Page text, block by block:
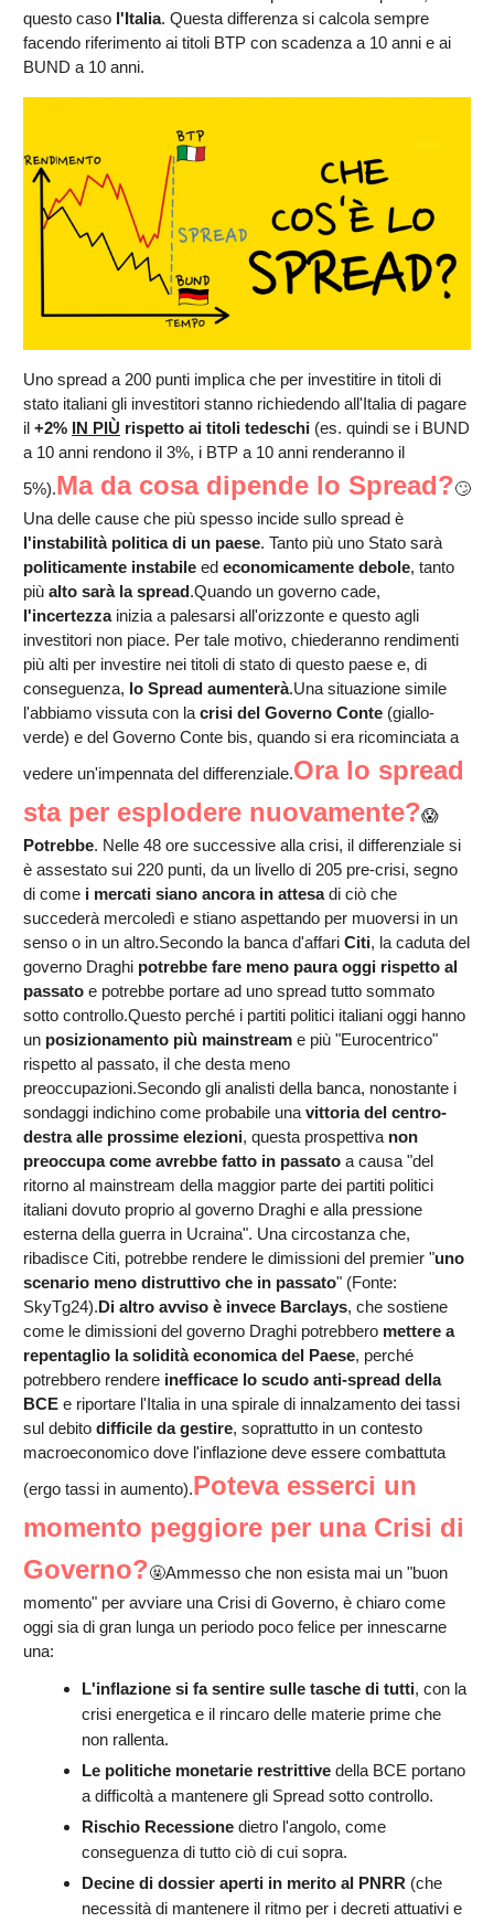
questo caso l'Italia. Questa differenza si calcola sempre
facendo riferimento ai titoli BTP con scadenza a 10 anni e ai
BUND a 10 anni.
Uno spread a 200 punti implica che per investitire in titoli di
stato italiani gli investitori stanno richiedendo all'Italia di pagare
il +2% IN PIÙ rispetto ai titoli tedeschi (es. quindi se i BUND
a 10 anni rendono il 3%, i BTP a 10 anni renderanno il
5%).Ma da cosa dipende lo Spread?🙄
Una delle cause che più spesso incide sullo spread è
l'instabilità politica di un paese. Tanto più uno Stato sarà
politicamente instabile ed economicamente debole, tanto
più alto sarà la spread.Quando un governo cade,
l'incertezzainizia a palesarsi all'orizzonte e questo agli
investitori non piace. Per tale motivo, chiederanno rendimenti
più alti per investire nei titoli di stato di questo paese e, di
conseguenza, lo Spread aumenterà.Una situazione simile
l'abbiamo vissuta con la crisi del Governo Conte (giallo-
verde) e del Governo Conte bis, quando si era ricominciata a
vedere un'impennata del differenziale.Ora lo spread
sta per esplodere nuovamente?😱
Potrebbe. Nelle 48 ore successive alla crisi, il differenziale si
è assestato sui 220 punti, da un livello di 205 pre-crisi, segno
di come i mercati siano ancora in attesadi ciò che
succederà mercoledì e stiano aspettando per muoversi in un
senso o in un altro.Secondo la banca d'affari Citi, la caduta del
governo Draghi potrebbe fare meno paura oggi rispetto al
passato e potrebbe portare ad uno spread tutto sommato
sotto controllo.Questo perché i partiti politici italiani oggi hanno
un posizionamento più mainstream e più "Eurocentrico"
rispetto al passato, il che desta meno
preoccupazioni.Secondo gli analisti della banca, nonostante i
sondaggi indichino come probabile una vittoria del centro-
destra alle prossime elezioni, questa prospettiva non
preoccupa come avrebbe fatto in passato a causa "del
ritorno al mainstream della maggior parte dei partiti politici
italiani dovuto proprio al governo Draghi e alla pressione
esterna della guerra in Ucraina". Una circostanza che,
ribadisce Citi, potrebbe rendere le dimissioni del premier "uno
scenario meno distruttivo che in passato" (Fonte:
SkyTg24).Di altro avviso è invece Barclays, che sostiene
come le dimissioni del governo Draghi potrebbero mettere a
repentaglio la solidità economica del Paese, perché
potrebbero rendere inefficace lo scudo anti-spread della
BCE e riportare l'Italia in una spirale di innalzamento dei tassi
sul debito difficile da gestire, soprattutto in un contesto
macroeconomico dove l'inflazione deve essere combattuta
(ergo tassi in aumento).Poteva esserci un
momento peggiore per una Crisi di
Governo?🤬Ammesso che non esista mai un "buon
momento" per avviare una Crisi di Governo, è chiaro come
oggi sia di gran lunga un periodo poco felice per innescarne
una:
L'inflazione si fa sentire sulle tasche di tutti, con la
crisi energetica e il rincaro delle materie prime che
non rallenta.
Le politiche monetarie restrittive della BCE portano
a difficoltà a mantenere gli Spread sotto controllo.
Rischio Recessione dietro l'angolo, come
conseguenza di tutto ciò di cui sopra.
Decine di dossier aperti in merito al PNRR (che
necessità di mantenere il ritmo per i decreti attuativi e